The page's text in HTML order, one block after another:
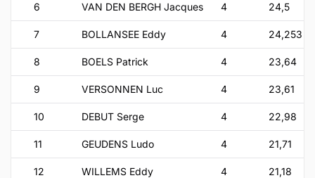
6 VAN DEN BERGH Jacques 4 24,5
7 BOLLANSEE Eddy 4 24,253
8 BOELS Patrick 4 23,64
9 VERSONNEN Luc 4 23,61
10 DEBUT Serge 4 22,98
11 GEUDENS Ludo 4 21,71
12 WILLEMS Eddy 4 21,18